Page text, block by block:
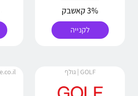
3% קאשבק
לקנייה
GOLF | גולף